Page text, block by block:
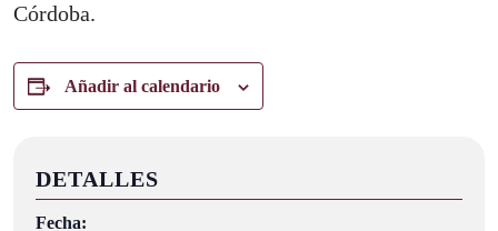
Córdoba.
Añadir al calendario
DETALLES
Fecha: